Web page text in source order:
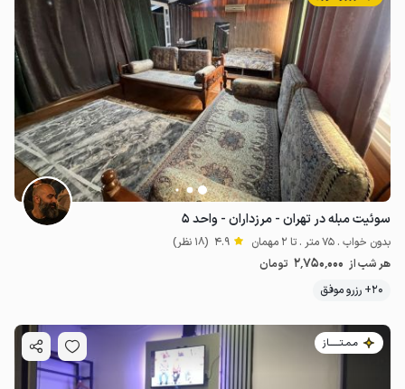
سوئیت مبله در تهران - مرزداران - واحد ۵
بدون خواب . 75 متر . تا 2 مهمان 4.9 (18 نظر)
هر شب از 2٬750٬000 تومان
20+ رزرو موفق
مـمـتــــــاز